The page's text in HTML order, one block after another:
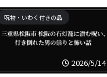
呪物・いわく付きの品
2026/5/14